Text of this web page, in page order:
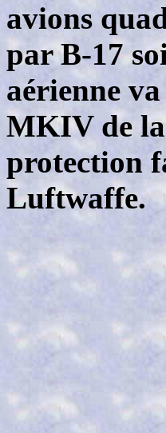
avions
par B-17
aérienne
MKIV de la
protection
Luftwaffe.